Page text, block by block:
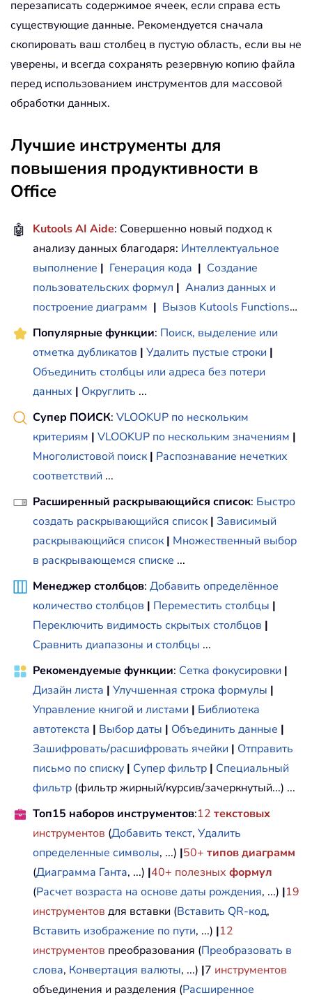
перезаписать содержимое ячеек, если справа есть
существующие данные. Рекомендуется сначала
скопировать ваш столбец в пустую область, если вы не
уверены, и всегда сохранять резервную копию файла
перед использованием инструментов для массовой
обработки данных.
Лучшие инструменты для
повышения продуктивности в
Office
🤖 Kutools AI Aide: Совершенно новый подход к
анализу данных благодаря: Интеллектуальное
выполнение | Генерация кода | Создание
пользовательских формул | Анализ данных и
построение диаграмм | Вызов Kutools Functions…
Популярные функции: Поиск, выделение или
отметка дубликатов | Удалить пустые строки |
Объединить столбцы или адреса без потери
данных | Округлить ...
Супер ПОИСК: VLOOKUP по нескольким
критериям | VLOOKUP по нескольким значениям |
Многолистовой поиск | Распознавание нечетких
соответствий ...
Расширенный раскрывающийся список: Быстро
создать раскрывающийся список | Зависимый
раскрывающийся список | Множественный выбор
в раскрывающемся списке ...
Менеджер столбцов: Добавить определённое
количество столбцов | Переместить столбцы |
Переключить видимость скрытых столбцов |
Сравнить диапазоны и столбцы ...
Рекомендуемые функции: Сетка фокусировки |
Дизайн листа | Улучшенная строка формулы |
Управление книгой и листами | Библиотека
автотекста | Выбор даты | Объединить данные |
Зашифровать/расшифровать ячейки | Отправить
письмо по списку | Супер фильтр | Специальный
фильтр (фильтр жирный/курсив/зачеркнутый...) ...
Топ15 наборов инструментов:12 текстовых
инструментов (Добавить текст, Удалить
определенные символы, ...) |50+ типов диаграмм
(Диаграмма Ганта, ...) |40+ полезных формул
(Расчет возраста на основе даты рождения, ...) |19
инструментов для вставки (Вставить QR-код,
Вставить изображение по пути, ...) |12
инструментов преобразования (Преобразовать в
слова, Конвертация валюты, ...) |7 инструментов
объединения и разделения (Расширенное